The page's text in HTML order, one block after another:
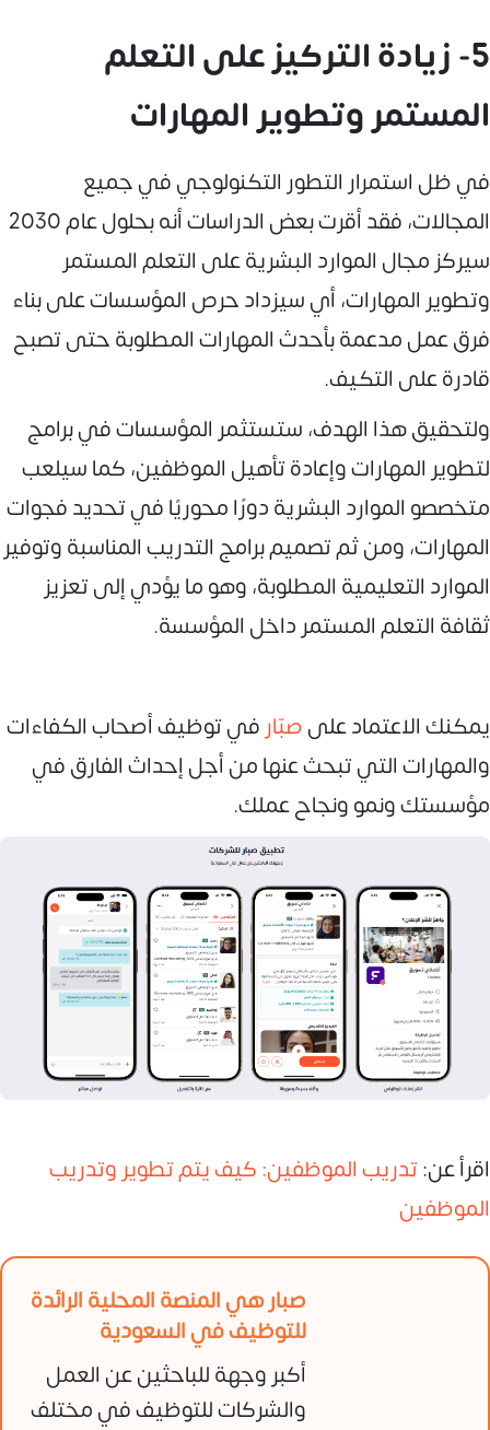
5- زيادة التركيز على التعلم
المستمر وتطوير المهارات
في ظل استمرار التطور التكنولوجي في جميع
المجالات، فقد أقرت بعض الدراسات أنه بحلول عام 2030
سيركز مجال الموارد البشرية على التعلم المستمر
وتطوير المهارات، أي سيزداد حرص المؤسسات على بناء
فرق عمل مدعمة بأحدث المهارات المطلوبة حتى تصبح
قادرة على التكيف.
ولتحقيق هذا الهدف، ستستثمر المؤسسات في برامج
لتطوير المهارات وإعادة تأهيل الموظفين، كما سيلعب
متخصصو الموارد البشرية دورًا محوريًا في تحديد فجوات
المهارات، ومن ثم تصميم برامج التدريب المناسبة وتوفير
الموارد التعليمية المطلوبة، وهو ما يؤدي إلى تعزيز
ثقافة التعلم المستمر داخل المؤسسة.
يمكنك الاعتماد علىصبّار في توظيف أصحاب الكفاءات
والمهارات التي تبحث عنها من أجل إحداث الفارق في
مؤسستك ونمو ونجاح عملك.
اقرأ عن:تدريب الموظفين: كيف يتم تطوير وتدريب
الموظفين
صبار هي المنصة المحلية الرائدة
للتوظيف في السعودية
أكبر وجهة للباحثين عن العمل
والشركات للتوظيف في مختلف